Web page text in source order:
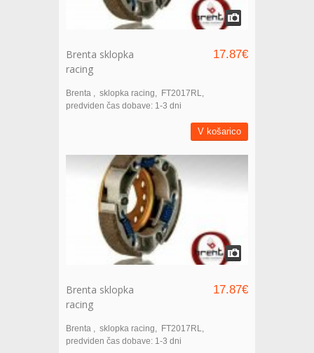
Brenta sklopka
racing
17.87€
Brenta sklopka racing
FT2017RL
predviden čas dobave: 1-3 dni
V košarico
Brenta sklopka
racing
17.87€
Brenta sklopka racing
FT2017RL
predviden čas dobave: 1-3 dni